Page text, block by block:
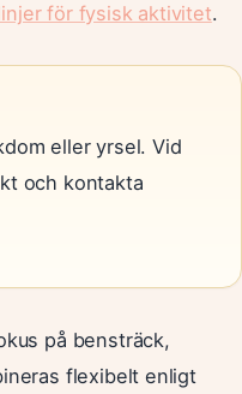
för fysisk aktivitet.
eller yrsel. Vid
och kontakta
på bensträck,
flexibelt enligt